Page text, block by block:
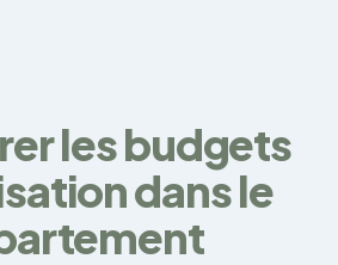
les budgets
dans le